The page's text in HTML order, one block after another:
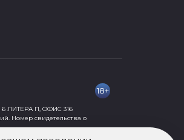
18+
ЛИТЕРА П, ОФИС 316
Номер свидетельства о